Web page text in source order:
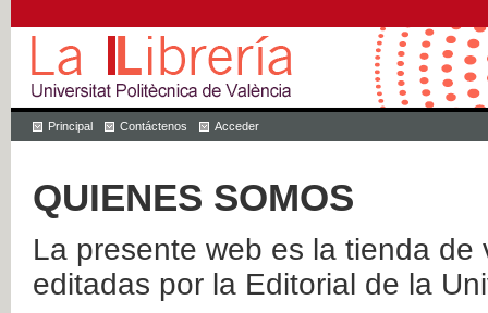
Principal Contáctenos Acceder
QUIENES SOMOS
La presente web es la tienda
editadas por la Editorial de la